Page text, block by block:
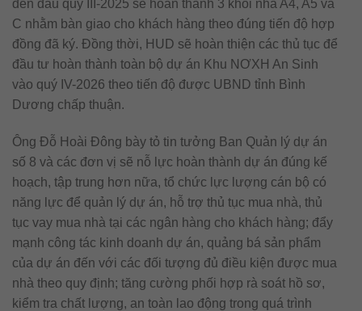
đến đầu quý III-2025 sẽ hoàn thành 3 khối nhà A4, A5 và
C nhằm bàn giao cho khách hàng theo đúng tiến độ hợp
đồng đã ký. Đồng thời, HUD sẽ hoàn thiện các thủ tục để
đầu tư hoàn thành toàn bộ dự án Khu NƠXH An Sinh
vào quý IV-2026 theo tiến độ được UBND tỉnh Bình
Dương chấp thuận.
Ông Đỗ Hoài Đông bày tỏ tin tưởng Ban Quản lý dự án
số 8 và các đơn vị sẽ nỗ lực hoàn thành dự án đúng kế
hoạch, tập trung hơn nữa, tổ chức lực lượng cán bộ có
năng lực để quản lý dự án, hỗ trợ thủ tục mua nhà, thủ
tục vay mua nhà tại các ngân hàng cho khách hàng; đẩy
mạnh công tác kinh doanh dự án, quảng bá sản phẩm
của dự án đến với các đối tượng đủ điều kiện được mua
nhà theo quy định; tăng cường phối hợp rà soát hồ sơ,
kiểm tra chất lượng, an toàn lao động trong quá trình